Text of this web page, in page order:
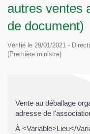
autres ventes
de document)
Vérifié le 29/01/2021 -
(Première ministre)
Vente au déballage
adresse de
À <Variable>Lieu</